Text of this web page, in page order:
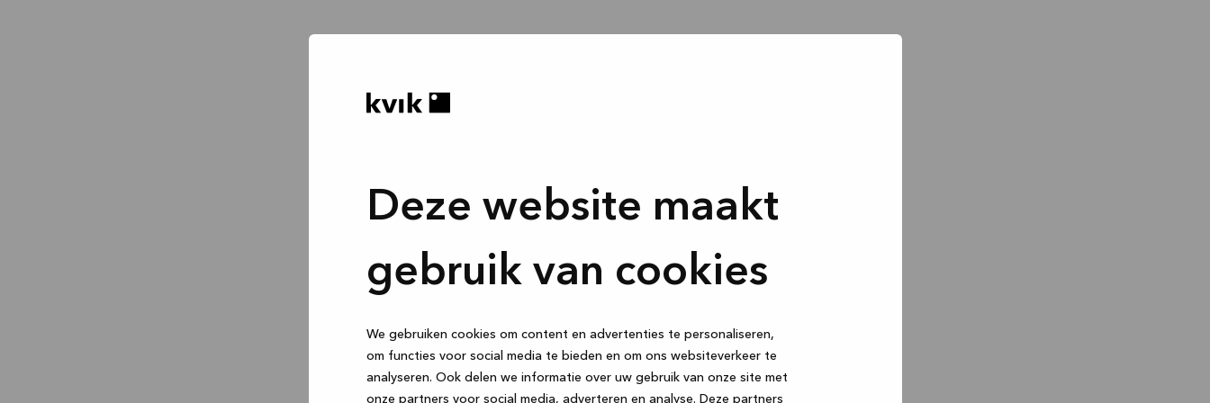
Deze website maakt
gebruik van cookies
We gebruiken cookies om content en advertenties te personaliseren,
om functies voor social media te bieden en om ons websiteverkeer te
analyseren. Ook delen we informatie over uw gebruik van onze site met
onze partners voor social media, adverteren en analyse. Deze partners